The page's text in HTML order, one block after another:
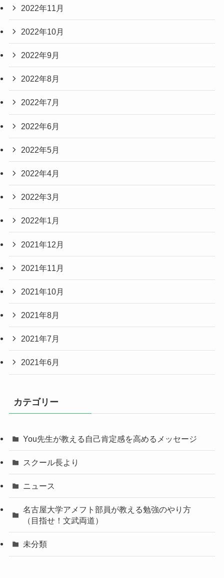
2022年11月
2022年10月
2022年9月
2022年8月
2022年7月
2022年6月
2022年5月
2022年4月
2022年3月
2022年1月
2021年12月
2021年11月
2021年10月
2021年8月
2021年7月
2021年6月
カテゴリー
You先生が教える自己肯定感を高めるメッセージ
スクール長より
ニュース
名古屋大学アメフト部員が教える勉強のやり方
（目指せ！文武両道）
未分類